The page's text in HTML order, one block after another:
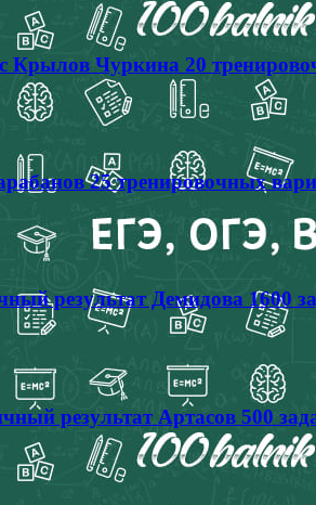
Крылов Чуркина 20
25 тренировочных
результат Демидова 1600
результат Артасов 500